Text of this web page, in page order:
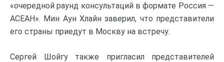
«очередной раунд консультаций в формате Россия —
АСЕАН». Мин Аун Хлайн заверил, что представители
его страны приедут в Москву на встречу.
Сергей Шойгу также пригласил представителей